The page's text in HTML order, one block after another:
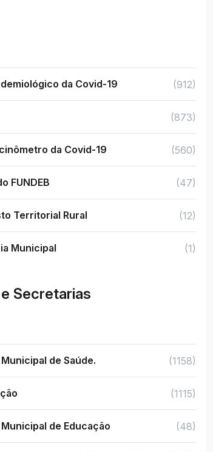
da Covid-19 (912)
(873)
da Covid-19 (560)
FUNDEB (47)
Territorial Rural (12)
Municipal (1)
Secretarias
de Saúde. (1158)
(1115)
de Educação (48)